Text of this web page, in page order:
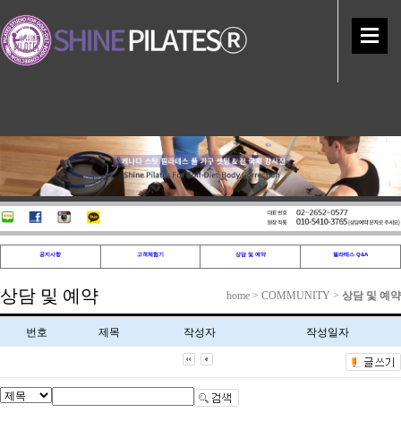
공지사항 고객체험기 상담 및 예약 필라테스 Q&A
상담 및 예약 home > COMMUNITY > 상담 및 예약
번호 제목 작성자 작성일자